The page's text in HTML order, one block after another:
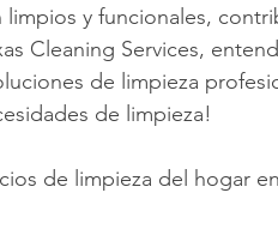
limpios y funcionales,
Cleaning Services,
de limpieza
de limpieza!
de limpieza del hogar